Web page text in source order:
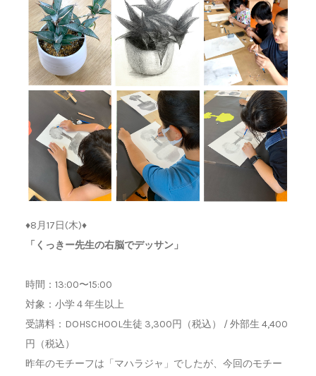
♦︎8月17日(木)♦︎
「くっきー先生の右脳でデッサン」
時間：13:00〜15:00
対象：小学４年生以上
受講料：DOHSCHOOL生徒 3,300円（税込） / 外部生 4,400
円（税込）
昨年のモチーフは「マハラジャ」でしたが、今回のモチー